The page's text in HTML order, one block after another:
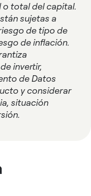
total del capital.
sujetas a
de tipo de
de inflación.
invertir,
de Datos
y considerar
situación